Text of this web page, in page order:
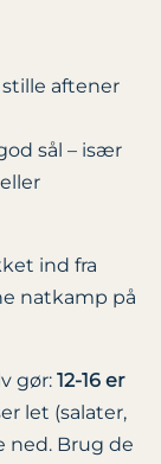
stille aftener
sål – især
ind fra
natkamp på
gør: 12-16 er
let (salater,
ned. Brug de